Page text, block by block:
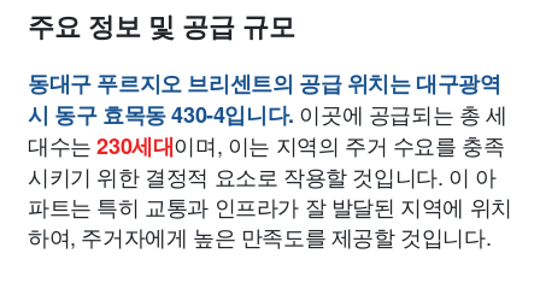
주요 정보 및 공급 규모
동대구 푸르지오 브리센트의 공급 위치는 대구광역
시 동구 효목동 430-4입니다. 이곳에 공급되는 총 세
대수는230세대이며, 이는 지역의 주거 수요를 충족
시키기 위한 결정적 요소로 작용할 것입니다. 이 아
파트는 특히 교통과 인프라가 잘 발달된 지역에 위치
하여, 주거자에게 높은 만족도를 제공할 것입니다.